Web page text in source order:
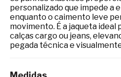
personalizado que impede a
enquanto o caimento leve
movimento. É a jaqueta ideal
calças cargo ou jeans,
pegada técnica e